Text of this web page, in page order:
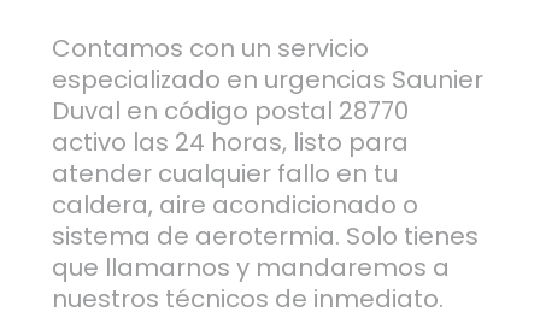
Contamos con un servicio
especializado en urgencias Saunier
Duval en código postal 28770
activo las 24 horas, listo para
atender cualquier fallo en tu
caldera, aire acondicionado o
sistema de aerotermia. Solo tienes
que llamarnos y mandaremos a
nuestros técnicos de inmediato.